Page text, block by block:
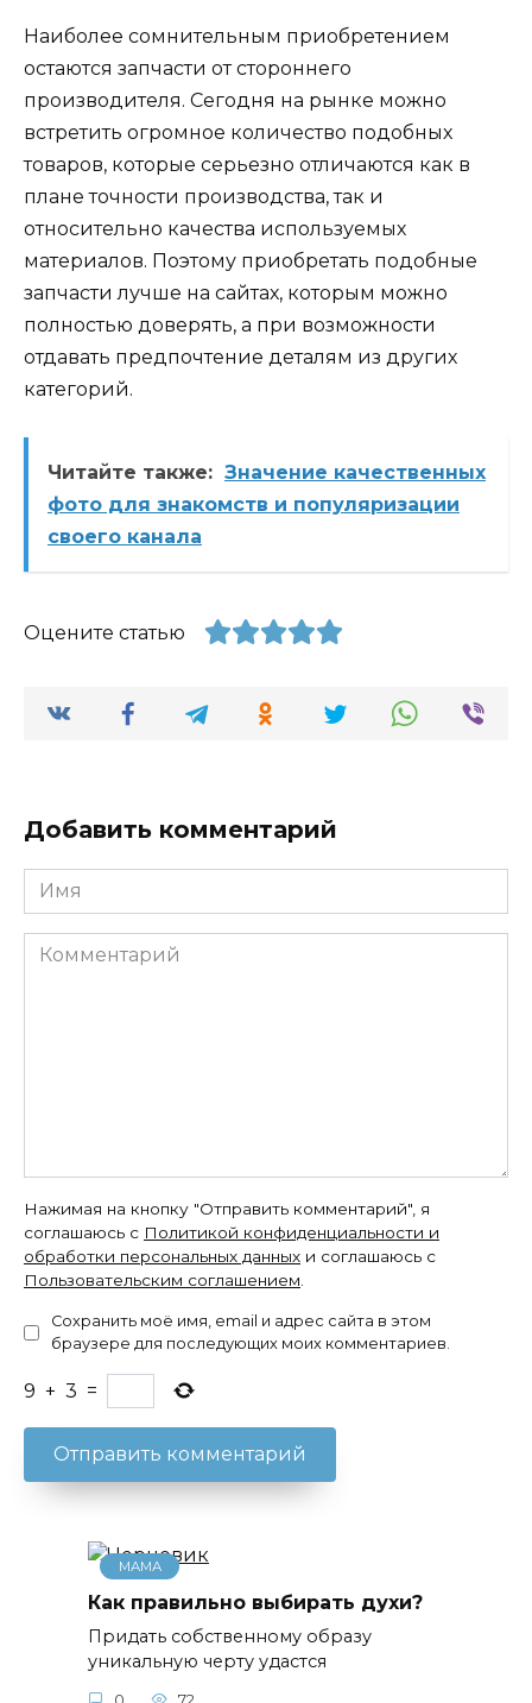
Наиболее сомнительным приобретением
остаются запчасти от стороннего
производителя. Сегодня на рынке можно
встретить огромное количество подобных
товаров, которые серьезно отличаются как в
плане точности производства, так и
относительно качества используемых
материалов. Поэтому приобретать подобные
запчасти лучше на сайтах, которым можно
полностью доверять, а при возможности
отдавать предпочтение деталям из других
категорий.
Читайте также: Значение качественных
фото для знакомств и популяризации
своего канала
Оцените статью
Добавить комментарий
Имя
Комментарий
Нажимая на кнопку "Отправить комментарий", я
соглашаюсь с Политикой конфиденциальности и
обработки персональных данных и соглашаюсь с
Пользовательским соглашением.
Сохранить моё имя, email и адрес сайта в этом
браузере для последующих моих комментариев.
9 + 3 =
МАМА
Как правильно выбирать духи?
Придать собственному образу
уникальную черту удастся